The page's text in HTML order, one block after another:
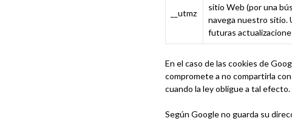
__utmz
sitio Web (por una
navega nuestro sitio.
futuras
En el caso de las cookies de
compromete a no compartirla
cuando la ley obligue a tal efecto.
Según Google no guarda su